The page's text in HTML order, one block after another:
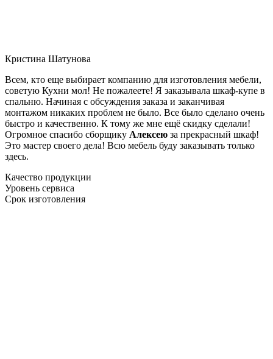
Кристина Шатунова
Всем, кто еще выбирает компанию для изготовления мебели,
советую Кухни мол! Не пожалеете! Я заказывала шкаф-купе в
спальню. Начиная с обсуждения заказа и заканчивая
монтажом никаких проблем не было. Все было сделано очень
быстро и качественно. К тому же мне ещё скидку сделали!
Огромное спасибо сборщику Алексею за прекрасный шкаф!
Это мастер своего дела! Всю мебель буду заказывать только
здесь.
Качество продукции
Уровень сервиса
Срок изготовления